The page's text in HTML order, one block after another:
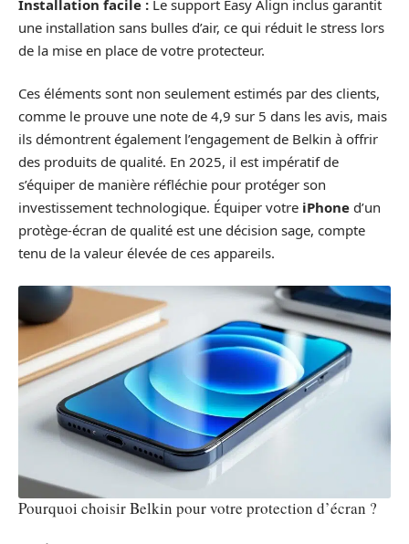
Installation facile : Le support Easy Align inclus garantit
une installation sans bulles d’air, ce qui réduit le stress lors
de la mise en place de votre protecteur.
Ces éléments sont non seulement estimés par des clients,
comme le prouve une note de 4,9 sur 5 dans les avis, mais
ils démontrent également l’engagement de Belkin à offrir
des produits de qualité. En 2025, il est impératif de
s’équiper de manière réfléchie pour protéger son
investissement technologique. Équiper votre iPhone d’un
protège-écran de qualité est une décision sage, compte
tenu de la valeur élevée de ces appareils.
Pourquoi choisir Belkin pour votre protection d’écran ?